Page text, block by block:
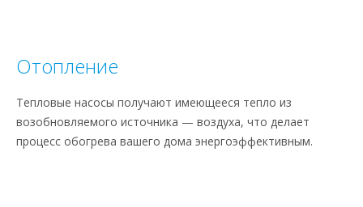
Отопление
Тепловые насосы получают имеющееся тепло из
возобновляемого источника — воздуха, что делает
процесс обогрева вашего дома энергоэффективным.